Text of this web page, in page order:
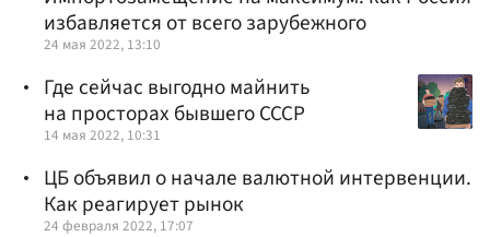
избавляется от всего зарубежного
24 мая 2022, 13:10
Где сейчас выгодно майнить
на просторах бывшего СССР
14 мая 2022, 10:31
ЦБ объявил о начале валютной интервенции.
Как реагирует рынок
24 февраля 2022, 17:07